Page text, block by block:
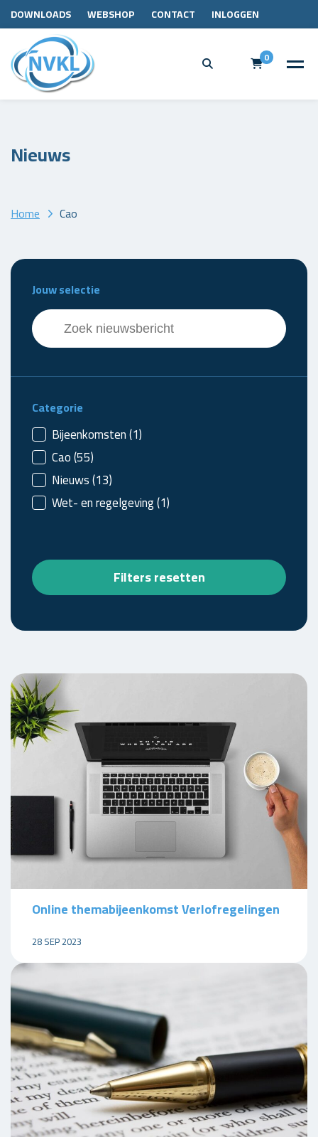
DOWNLOADS WEBSHOP CONTACT INLOGGEN
0
Nieuws
Home Cao
Jouw selectie
Zoeken - nieuws
Search content
Categorie
Nieuws - categorie
Bijeenkomsten(1)
Cao(55)
Nieuws(13)
Wet- en regelgeving(1)
Filters resetten
Online themabijeenkomst Verlofregelingen
28 SEP 2023